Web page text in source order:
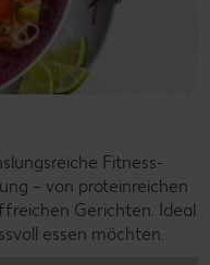
Fitness-
– von proteinreichen
Gerichten. Ideal
essen möchten.